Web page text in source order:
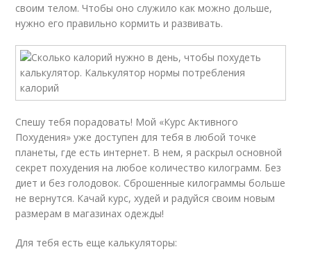
своим телом. Чтобы оно служило как можно дольше,
нужно его правильно кормить и развивать.
Спешу тебя порадовать! Мой «Курс Активного
Похудения» уже доступен для тебя в любой точке
планеты, где есть интернет. В нем, я раскрыл основной
секрет похудения на любое количество килограмм. Без
диет и без голодовок. Сброшенные килограммы больше
не вернутся. Качай курс, худей и радуйся своим новым
размерам в магазинах одежды!
Для тебя есть еще калькуляторы: